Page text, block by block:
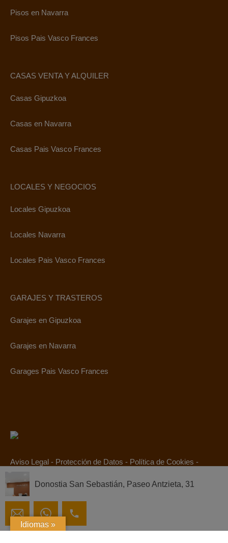
Pisos en Navarra
Pisos Pais Vasco Frances
CASAS VENTA Y ALQUILER
Casas Gipuzkoa
Casas en Navarra
Casas Pais Vasco Frances
LOCALES Y NEGOCIOS
Locales Gipuzkoa
Locales Navarra
Locales Pais Vasco Frances
GARAJES Y TRASTEROS
Garajes en Gipuzkoa
Garajes en Navarra
Garages Pais Vasco Frances
Aviso Legal - Protección de Datos - Política de Cookies -
Idiomas »
Donostia San Sebastián, Paseo Antzieta, 31